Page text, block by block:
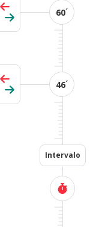
60´
46´
Intervalo